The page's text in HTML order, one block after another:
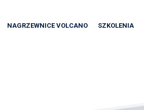
NAGRZEWNICE VOLCANO SZKOLENIA